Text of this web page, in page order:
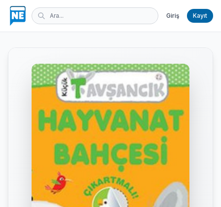
Giriş Kayıt